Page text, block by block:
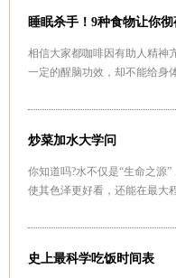
睡眠杀手！9种食物让你
相信大家都咖啡因有助人精神
一定的醒脑功效，却不能给身
炒菜加水大学问
你知道吗?水不仅是“生命之源
使其色泽更好看，还能在最大
史上最科学吃饭时间表